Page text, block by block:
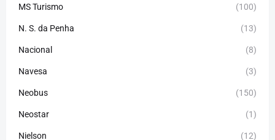
MS Turismo (100)
N. S. da Penha (13)
Nacional (8)
Navesa (3)
Neobus (150)
Neostar (1)
Nielson (12)